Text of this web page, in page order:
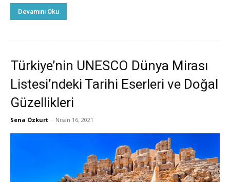
Devamını Oku
Türkiye’nin UNESCO Dünya Mirası
Listesi’ndeki Tarihi Eserleri ve Doğal
Güzellikleri
Sena Özkurt - Nisan 16, 2021